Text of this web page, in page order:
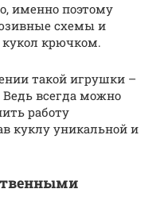
именно поэтому
схемы и
крючком.
такой игрушки –
всегда можно
работу
куклу уникальной и